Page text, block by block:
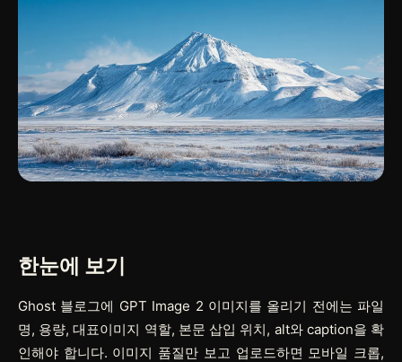
한눈에 보기
Ghost 블로그에 GPT Image 2 이미지를 올리기 전에는 파일
명, 용량, 대표이미지 역할, 본문 삽입 위치, alt와 caption을 확
인해야 합니다. 이미지 품질만 보고 업로드하면 모바일 크롭,